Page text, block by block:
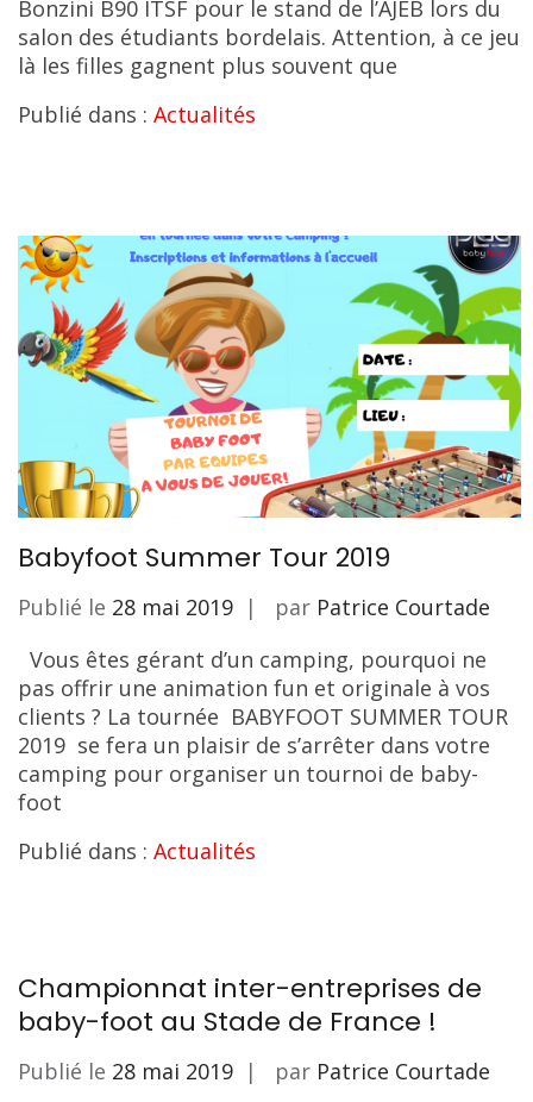
Bonzini B90 ITSF pour le stand de l’AJEB lors du
salon des étudiants bordelais. Attention, à ce jeu
là les filles gagnent plus souvent que
Publié dans : Actualités
Babyfoot Summer Tour 2019
Publié le 28 mai 2019 par Patrice Courtade
Vous êtes gérant d’un camping, pourquoi ne
pas offrir une animation fun et originale à vos
clients ? La tournée BABYFOOT SUMMER TOUR
2019 se fera un plaisir de s’arrêter dans votre
camping pour organiser un tournoi de baby-
foot
Publié dans : Actualités
Championnat inter-entreprises de
baby-foot au Stade de France !
Publié le 28 mai 2019 par Patrice Courtade